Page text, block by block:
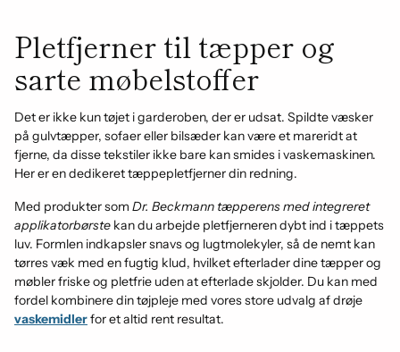
Pletfjerner til tæpper og
sarte møbelstoffer
Det er ikke kun tøjet i garderoben, der er udsat. Spildte væsker
på gulvtæpper, sofaer eller bilsæder kan være et mareridt at
fjerne, da disse tekstiler ikke bare kan smides i vaskemaskinen.
Her er en dedikeret tæppepletfjerner din redning.
Med produkter som Dr. Beckmann tæpperens med integreret
applikatorbørste kan du arbejde pletfjerneren dybt ind i tæppets
luv. Formlen indkapsler snavs og lugtmolekyler, så de nemt kan
tørres væk med en fugtig klud, hvilket efterlader dine tæpper og
møbler friske og pletfrie uden at efterlade skjolder. Du kan med
fordel kombinere din tøjpleje med vores store udvalg af drøje
vaskemidlerfor et altid rent resultat.